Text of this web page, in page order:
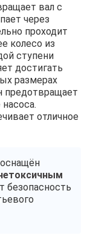
вал с
через
проходит
колесо из
ступени
достигать
размерах
предотвращает
отличное
безопасность